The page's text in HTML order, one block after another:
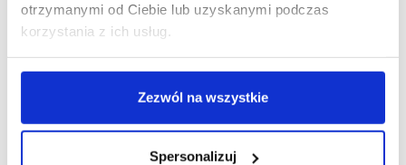
otrzymanymi od Ciebie lub uzyskanymi podczas
korzystania z ich usług.
Zezwól na wszystkie
Spersonalizuj